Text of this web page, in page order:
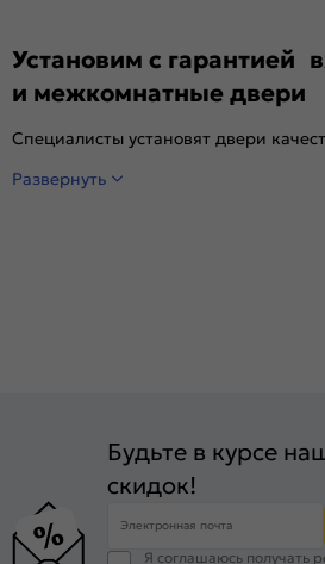
Установим с гарантией
и межкомнатные двери
Специалисты установят двери
Развернуть
Будьте в курсе
скидок!
Электронная почта
Я соглашаюсь получать